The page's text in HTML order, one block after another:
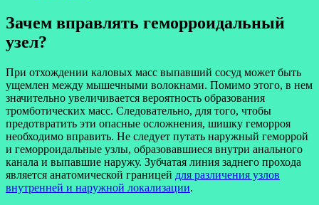
Зачем вправлять геморроидальный
узел?
При отхождении каловых масс выпавший сосуд может быть
ущемлен между мышечными волокнами. Помимо этого, в нем
значительно увеличивается вероятность образования
тромботических масс. Следовательно, для того, чтобы
предотвратить эти опасные осложнения, шишку геморроя
необходимо вправить. Не следует путать наружный геморрой
и геморроидальные узлы, образовавшиеся внутри анального
канала и выпавшие наружу. Зубчатая линия заднего прохода
является анатомической границей для различения узлов
внутренней и наружной локализации.